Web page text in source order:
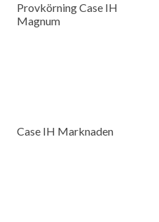
Provkörning Case IH
Magnum
Case IH Marknaden